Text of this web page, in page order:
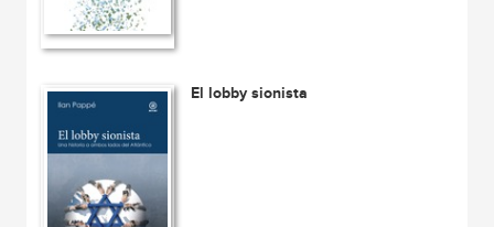
El lobby sionista